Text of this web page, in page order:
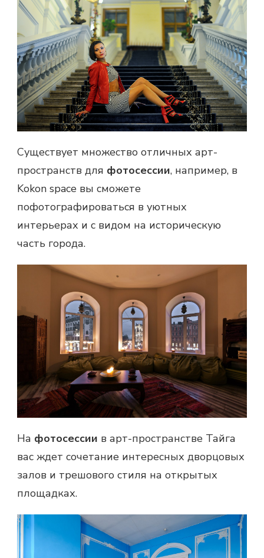
Существует множество отличных арт-
пространств для фотосессии, например, в
Kokon space вы сможете
пофотографироваться в уютных
интерьерах и с видом на историческую
часть города.
На фотосессии в арт-пространстве Тайга
вас ждет сочетание интересных дворцовых
залов и трешового стиля на открытых
площадках.